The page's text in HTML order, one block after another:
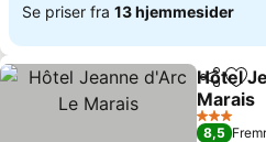
Se priser fra 13 hjemmesider
Del Føj
Hôtel
Marais
3 Stjerner
8,5